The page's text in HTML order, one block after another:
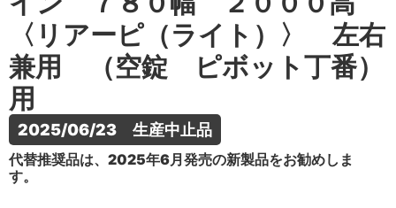
〈リアーピ（ライト）〉 左右
兼用 （空錠 ピボット丁番）
用
2025/06/23　生産中止品
代替推奨品は、2025年6月発売の新製品をお勧めしま
す。